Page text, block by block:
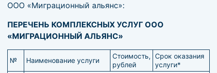
ООО «Миграционный альянс»:
ПЕРЕЧЕНЬ КОМПЛЕКСНЫХ УСЛУГ ООО
«МИГРАЦИОННЫЙ АЛЬЯНС»
№ Наименование услуги
Стоимость,
рублей
Срок оказания
услуги*